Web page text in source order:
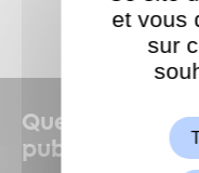
Quelles sont
publications à
et vous
sur